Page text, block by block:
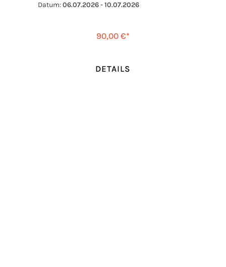
Datum:06.07.2026 - 10.07.2026
90,00 €*
DETAILS